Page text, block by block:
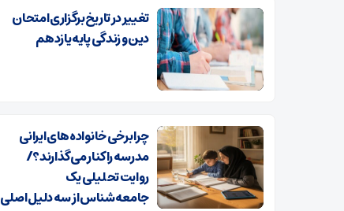
تغییر در تاریخ برگزاری امتحان
دین و زندگی پایه یازدهم
چرا برخی خانواده‌های ایرانی
مدرسه را کنار می‌گذارند؟/
روایت تحلیلی یک
جامعه‌شناس از سه دلیل اصلی